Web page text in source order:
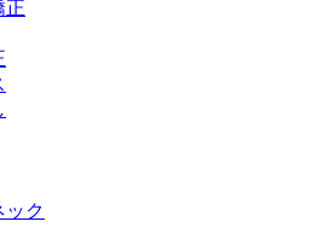
正
ック